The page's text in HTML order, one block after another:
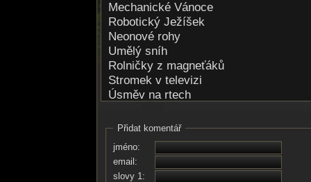
Mechanické Vánoce
Robotický Ježíšek
Neonové rohy
Umělý sníh
Rolničky z magneťáků
Stromek v televizi
Úsměv na rtech
Avšak ani ten
Pravý není
Přidat komentář
jméno:
email:
slovy 1: